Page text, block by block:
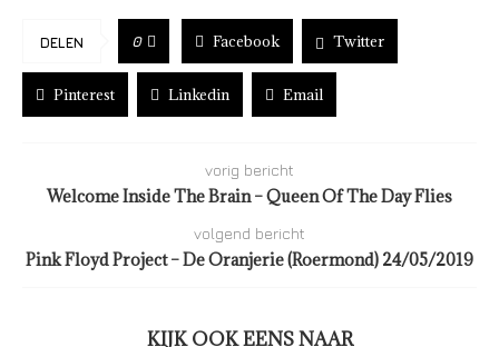
DELEN 0 Facebook Twitter
Pinterest Linkedin Email
vorig bericht
Welcome Inside The Brain – Queen Of The Day Flies
volgend bericht
Pink Floyd Project – De Oranjerie (Roermond) 24/05/2019
KIJK OOK EENS NAAR